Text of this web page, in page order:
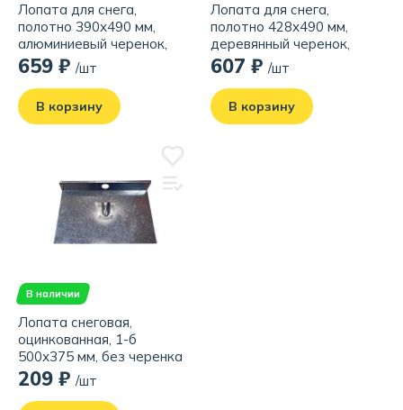
Лопата для снега,
полотно 390х490 мм,
алюминиевый черенок,
диаметр 32 мм с ручкой
659 ₽ /шт
В корзину
Лопата для снега,
полотно 428х490 мм,
деревянный черенок,
диаметр 32 мм с ручкой
607 ₽ /шт
В корзину
В наличии
Лопата снеговая,
оцинкованная, 1-б
500х375 мм, без черенка
209 ₽ /шт